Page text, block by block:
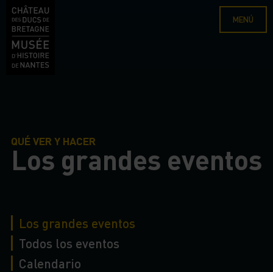
MENÚ
QUÉ VER Y HACER
Los grandes eventos
Los grandes eventos
Todos los eventos
Calendario